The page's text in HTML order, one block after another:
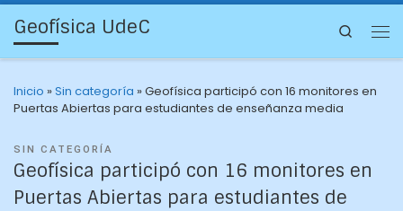
Geofísica UdeC Search
Inicio »Sin categoría »Geofísica participó con 16 monitores en
Puertas Abiertas para estudiantes de enseñanza media
SIN CATEGORÍA
Geofísica participó con 16 monitores en
Puertas Abiertas para estudiantes de